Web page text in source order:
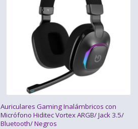
Auriculares Gaming Inalámbricos con
Micrófono Hiditec Vortex ARGB/ Jack 3.5/
Bluetooth/ Negros